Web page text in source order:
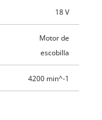
18 V
Motor de
escobilla
4200 min^-1